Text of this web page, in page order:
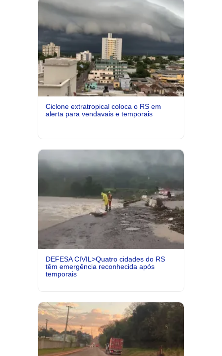
Ciclone extratropical coloca o RS em
alerta para vendavais e temporais
DEFESA CIVIL>Quatro cidades do RS
têm emergência reconhecida após
temporais